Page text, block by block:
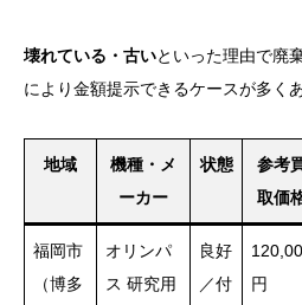
壊れている・古いといった理由で廃
により金額提示できるケースが多く
地域
機種・メ
ーカー
状態
参考
取価
福岡市
（博多
オリンパ
ス 研究用
良好
／付
円